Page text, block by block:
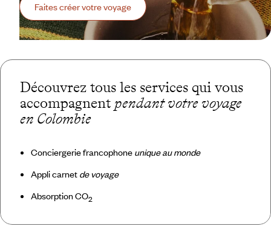
Faites créer votre voyage
Découvrez tous les services qui vous
accompagnent pendant votre voyage
en Colombie
Conciergerie francophone unique au monde
Appli carnet de voyage
Absorption CO2